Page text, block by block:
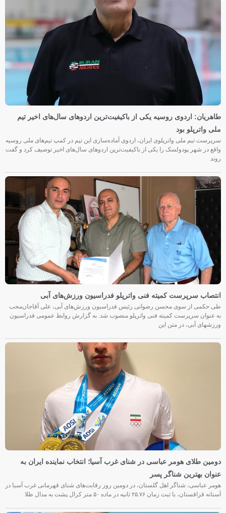
طاهریان: اردوی روسیه یکی از باکیفیت‌ترین اردوهای سال‌های اخیر تیم
ملی واترپلو بود
سرپرست تیم ملی واترپلوی ایران، اردوی آماده‌سازی این تیم در کمپ تیم‌های ملی روسیه
واقع در شهر پودولسک را یکی از باکیفیت‌ترین اردوهای سال‌های اخیر توصیف کرد و گفت
روند
انتصاب سرپرست کمیته فنی واترپلو فدراسیون ورزش‌های آبی
طی حکمی از سوی محسن رضوانی رئیس فدراسیون ورزش‌های آبی، علی آقاجان‌محب
به عنوان سرپرست کمیته فنی واترپلو منصوب شد. به گزارش روابط عمومی فدراسیون
ورزشهای آبی، در متن این
دومین طلای هومر عباسی در شنای غرب آسیا؛ انتخاب نماینده ایران به
عنوان بهترین شناگر پسر
هومر عباسی، شناگر اهل گلستان، در دومین روز رقابت‌های شنای قهرمانی غرب آسیا در
آستانه قزاقستان، با ثبت زمان ۲۵.۷۶ ثانیه در ماده ۵۰ متر کرال پشت به مدال طلا